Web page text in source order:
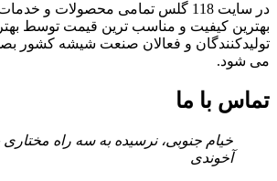
در سایت 118 گلس تمامی محصولات و
بهترین کیفیت و مناسب ترین قیمت توسط
تولیدکنندگان و فعالان صنعت شیشه کشور
می شود.
تماس با ما
آخوندی